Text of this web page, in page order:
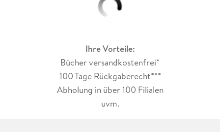
Ihre Vorteile:
Bücher versandkostenfrei*
100 Tage Rückgaberecht***
Abholung in über 100 Filialen
uvm.